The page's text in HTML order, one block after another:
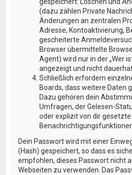
(dazu zählen Private
Änderungen an zentralen
Adresse, Kontoaktivierung,
gescheiterte
Browser übermittelte
Agent) wird nur in der „Wer
angezeigt und nicht
Schließlich erfordern
Boards, dass weitere Daten
Dazu gehören dein
Umfragen, der Gelesen-
oder explizit von dir
Dein Passwort wird mit einer
(Hash) gespeichert, so dass es
empfohlen, dieses Passwort nicht
Webseiten zu verwenden. Das